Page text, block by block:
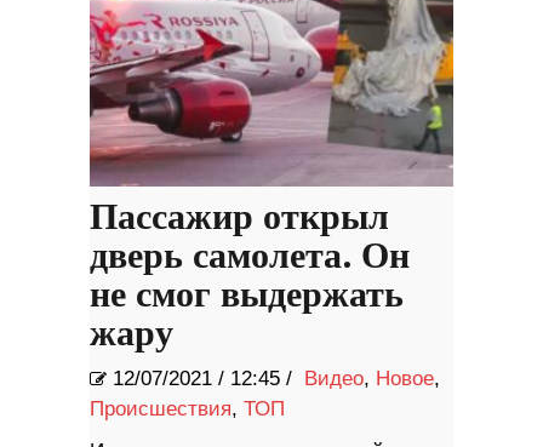
Пассажир открыл
дверь самолета. Он
не смог выдержать
жару
12/07/2021 / 12:45 / Видео, Новое,
Происшествия, ТОП